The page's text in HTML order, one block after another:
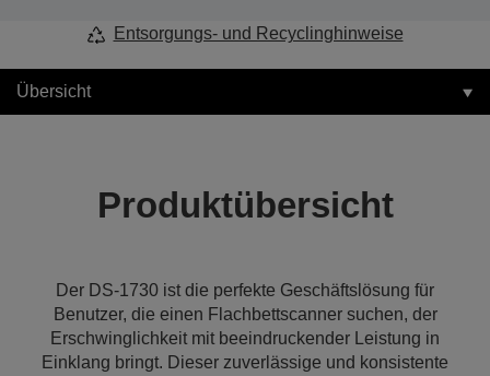
Entsorgungs- und Recyclinghinweise
Übersicht
Produktübersicht
Der DS-1730 ist die perfekte Geschäftslösung für
Benutzer, die einen Flachbettscanner suchen, der
Erschwinglichkeit mit beeindruckender Leistung in
Einklang bringt. Dieser zuverlässige und konsistente